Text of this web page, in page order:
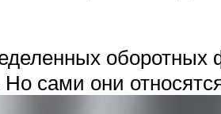
оборотных
Но сами они